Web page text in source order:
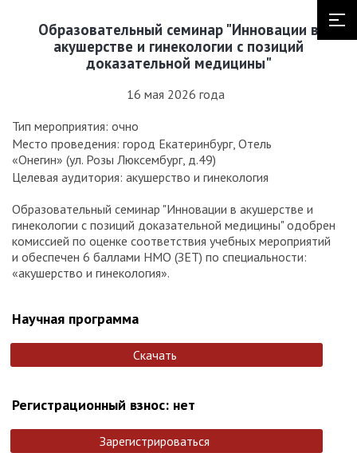
Образовательный семинар "Инновации в
акушерстве и гинекологии с позиций
доказательной медицины"
16 мая 2026 года
Тип мероприятия: очно
Место проведения: город Екатеринбург, Отель
«Онегин» (ул. Розы Люксембург, д.49)
Целевая аудитория: акушерство и гинекология
Образовательный семинар "Инновации в акушерстве и
гинекологии с позиций доказательной медицины" одобрен
комиссией по оценке соответствия учебных мероприятий
и обеспечен 6 баллами НМО (ЗЕТ) по специальности:
«акушерство и гинекология».
Научная программа
Скачать
Регистрационный взнос: нет
Зарегистрироваться